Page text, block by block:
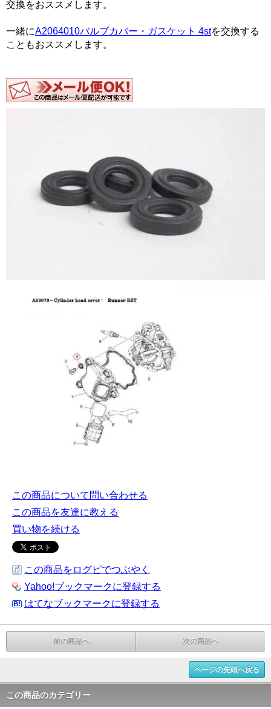
交換をおススメします。
一緒にA2064010バルブカバー・ガスケット 4stを交換する
こともおススメします。
この商品について問い合わせる
この商品を友達に教える
買い物を続ける
この商品をログピでつぶやく
Yahoo!ブックマークに登録する
はてなブックマークに登録する
前の商品へ 次の商品へ
ページの先頭へ戻る
この商品のカテゴリー